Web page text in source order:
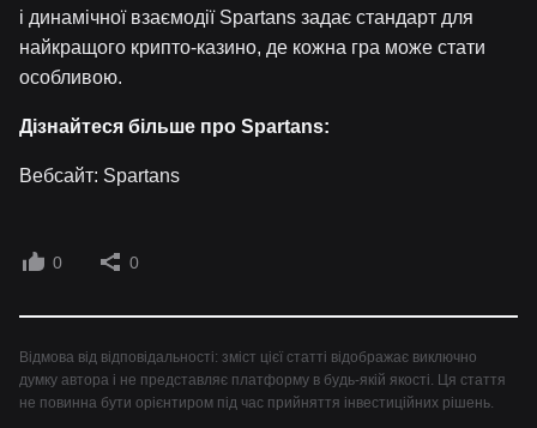
і динамічної взаємодії Spartans задає стандарт для
найкращого крипто-казино, де кожна гра може стати
особливою.
Дізнайтеся більше про Spartans:
Вебсайт: Spartans
0 0
Відмова від відповідальності: зміст цієї статті відображає виключно
думку автора і не представляє платформу в будь-якій якості. Ця стаття
не повинна бути орієнтиром під час прийняття інвестиційних рішень.